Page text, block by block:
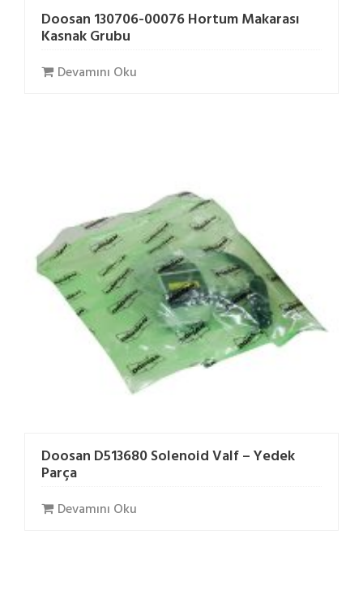
Doosan 130706-00076 Hortum Makarası
Kasnak Grubu
Devamını Oku
Doosan D513680 Solenoid Valf – Yedek
Parça
Devamını Oku